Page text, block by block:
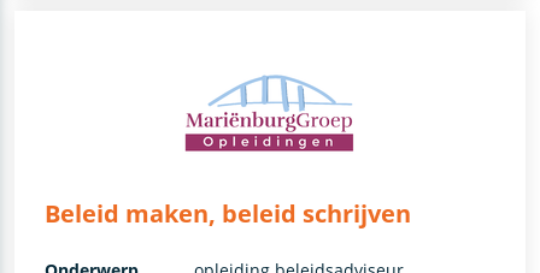
Beleid maken, beleid schrijven